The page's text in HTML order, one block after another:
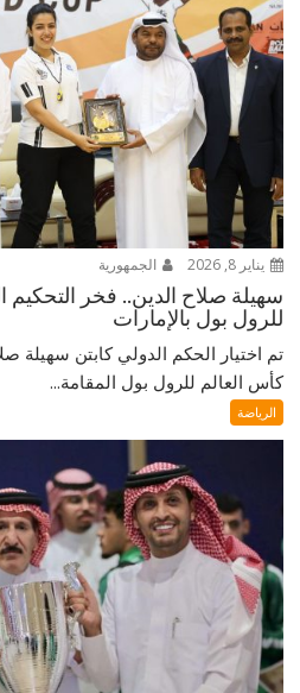
يناير 8, 2026 الجمهورية
سهيلة صلاح الدين.. فخر التحكيم
للرول بول بالإمارات
تم اختيار الحكم الدولي كابتن سهيلة
كأس العالم للرول بول المقامة...
الرياضة